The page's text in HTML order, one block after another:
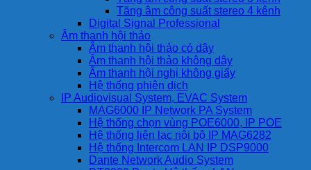
Tăng âm công suất stereo 4 kênh
Digital Signal Professional
Âm thanh hội thảo
Âm thanh hội thảo có dây
Âm thanh hội thảo không dây
Âm thanh hội nghị không giấy
Hệ thống phiên dịch
IP Audiovisual System, EVAC System
MAG6000 IP Network PA System
Hệ thống chọn vùng POE6000, IP POE
Hệ thống liên lạc nội bộ IP MAG6282
Hệ thống Intercom LAN IP DSP9000
Dante Network Audio System